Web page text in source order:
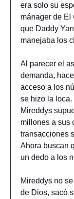
era solo su
mánager de El
que Daddy
manejaba los
Al parecer el
demanda,
acceso a los
se hizo la
Mireddys
millones a sus
transacciones
Ahora buscan
un dedo a los
Mireddys no
de Dios, sacó